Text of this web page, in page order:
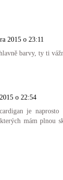
2015 o 23:11
barvy, ty ti
o 22:54
je
mám plnou